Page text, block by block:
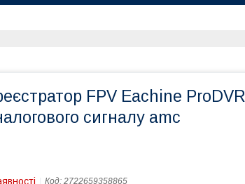
FPV Eachine ProDVR
сигналу amc
Код: 2722659358865